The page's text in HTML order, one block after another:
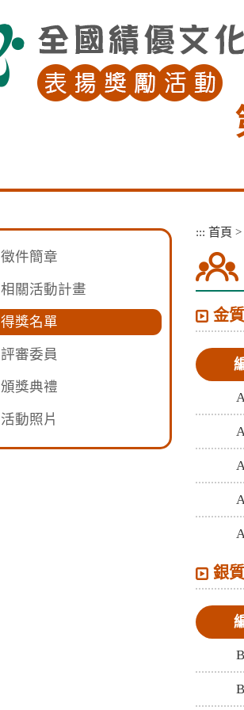
徵件簡章
相關活動計畫
得獎名單
評審委員
頒獎典禮
活動照片
::: 首頁 >
金
銀